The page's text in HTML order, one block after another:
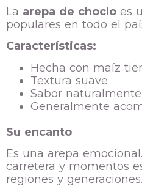
La arepa de choclo es
populares en todo el
Características:
Hecha con maíz
Textura suave
Sabor
Generalmente
Su encanto
Es una arepa
carretera y momentos
regiones y generaciones.